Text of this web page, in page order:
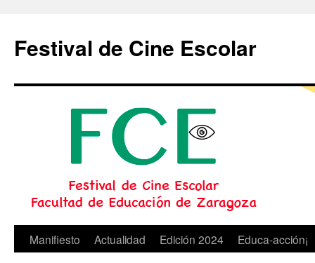
Festival de Cine Escolar
Saltar
Manifiesto Actualidad Edición 2024 Educa-acción¡